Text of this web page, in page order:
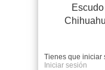
Escudo
Tienes que iniciar
Iniciar sesión